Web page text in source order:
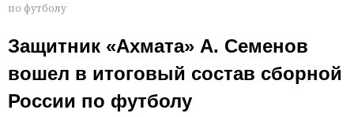
по футболу
Защитник «Ахмата» А. Семенов
вошел в итоговый состав сборной
России по футболу